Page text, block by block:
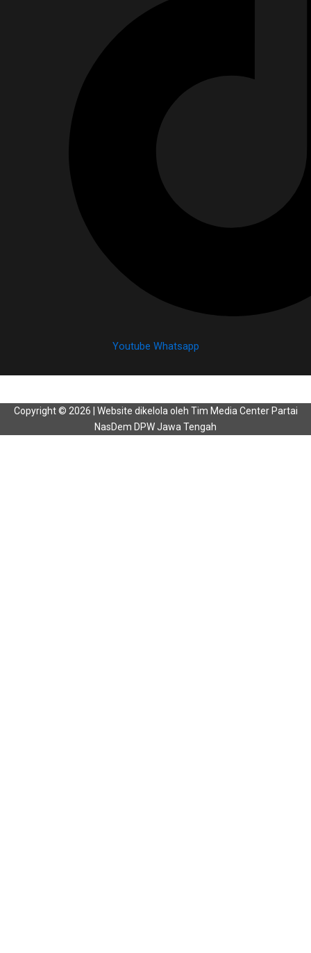
Youtube Whatsapp
Copyright © 2026 | Website dikelola oleh Tim Media Center Partai
NasDem DPW Jawa Tengah